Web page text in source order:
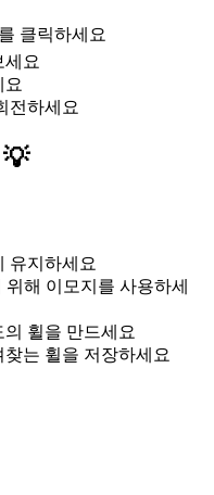
클릭하세요
세요
요
전하세요
유지하세요
해 이모지를 사용하세
휠을 만드세요
는 휠을 저장하세요